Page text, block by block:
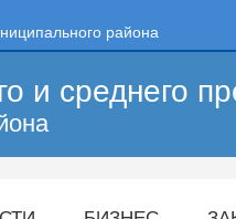
района
и среднего